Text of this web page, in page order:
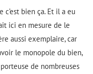
c’est bien ça. Et il a eu
ici en mesure de le
aussi exemplaire, car
le monopole du bien,
de nombreuses